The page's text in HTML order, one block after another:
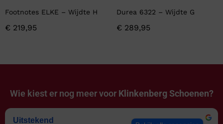
Footnotes ELKE – Wijdte H
€ 219,95
Durea 6322 – Wijdte G
€ 289,95
Wie kiest er nog meer voor Klinkenberg Schoenen?
Uitstekend